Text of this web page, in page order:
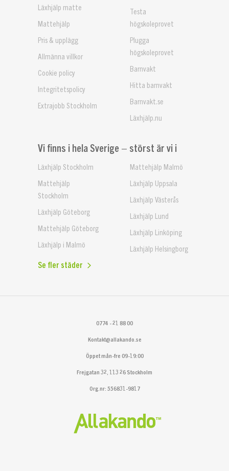
Läxhjälp matte
Mattehjälp
Pris & upplägg
Allmänna villkor
Cookie policy
Integritetspolicy
Extrajobb Stockholm
Testa
högskoleprovet
Plugga
högskoleprovet
Barnvakt
Hitta barnvakt
Barnvakt.se
Läxhjälp.nu
Vi finns i hela Sverige – störst är vi i
Läxhjälp Stockholm
Mattehjälp
Stockholm
Läxhjälp Göteborg
Mattehjälp Göteborg
Läxhjälp i Malmö
Mattehjälp Malmö
Läxhjälp Uppsala
Läxhjälp Västerås
Läxhjälp Lund
Läxhjälp Linköping
Läxhjälp Helsingborg
Se fler städer
Kontakt@allakando.se
0774 - 21 88 00
Öppet mån-fre 09-19:00
Frejgatan 32, 113 26 Stockholm
Org.nr: 556831-9817